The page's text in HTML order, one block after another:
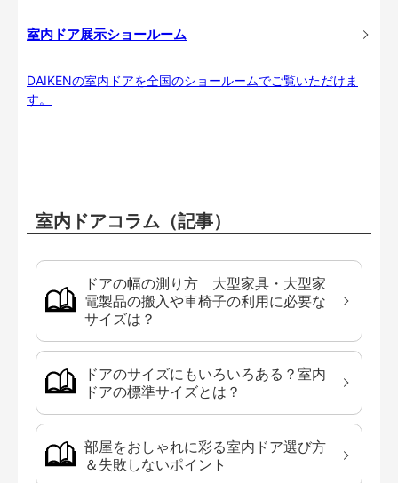
室内ドア展示ショールーム
DAIKENの室内ドアを全国のショールームでご覧いただけま
す。
室内ドアコラム（記事）
ドアの幅の測り方 大型家具・大型家
電製品の搬入や車椅子の利用に必要な
サイズは？
ドアのサイズにもいろいろある？室内
ドアの標準サイズとは？
部屋をおしゃれに彩る室内ドア選び方
＆失敗しないポイント